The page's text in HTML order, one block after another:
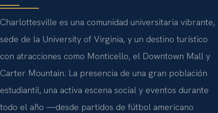
Charlottesville es una comunidad universitaria vibrante,
sede de la University of Virginia, y un destino turístico
con atracciones como Monticello, el Downtown Mall y
Carter Mountain. La presencia de una gran población
estudiantil, una activa escena social y eventos durante
todo el año —desde partidos de fútbol americano